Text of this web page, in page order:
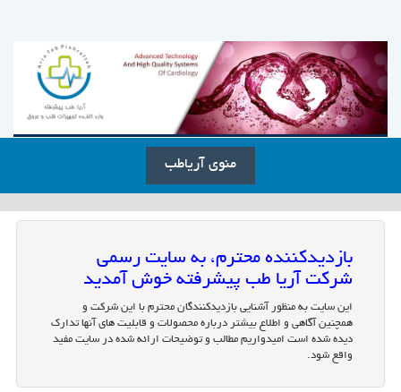
منوی آریاطب
بازدیدکننده محترم، به سایت رسمی
شرکت آریا طب پیشرفته خوش آمدید
این سایت به منظور آشنایی بازدیدکنندگان محترم با این شرکت و
همچنین آگاهی و اطلاع بیشتر درباره محصولات و قابلیت های آنها تدارک
دیده شده است امیدواریم مطالب و توضیحات ارائه شده در سایت مفید
واقع شود.